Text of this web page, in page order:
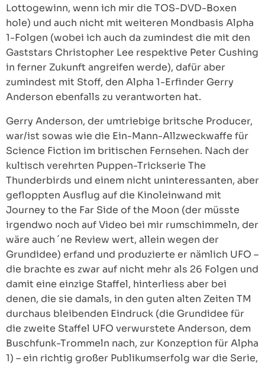
Lottogewinn, wenn ich mir die TOS-DVD-Boxen
hole) und auch nicht mit weiteren Mondbasis Alpha
1-Folgen (wobei ich auch da zumindest die mit den
Gaststars Christopher Lee respektive Peter Cushing
in ferner Zukunft angreifen werde), dafür aber
zumindest mit Stoff, den Alpha 1-Erfinder Gerry
Anderson ebenfalls zu verantworten hat.
Gerry Anderson, der umtriebige britsche Producer,
war/ist sowas wie die Ein-Mann-Allzweckwaffe für
Science Fiction im britischen Fernsehen. Nach der
kultisch verehrten Puppen-Trickserie The
Thunderbirds und einem nicht uninteressanten, aber
gefloppten Ausflug auf die Kinoleinwand mit
Journey to the Far Side of the Moon (der müsste
irgendwo noch auf Video bei mir rumschimmeln, der
wäre auch ´ne Review wert, allein wegen der
Grundidee) erfand und produzierte er nämlich UFO –
die brachte es zwar auf nicht mehr als 26 Folgen und
damit eine einzige Staffel, hinterliess aber bei
denen, die sie damals, in den guten alten Zeiten TM
durchaus bleibenden Eindruck (die Grundidee für
die zweite Staffel UFO verwurstete Anderson, dem
Buschfunk-Trommeln nach, zur Konzeption für Alpha
1) – ein richtig großer Publikumserfolg war die Serie,